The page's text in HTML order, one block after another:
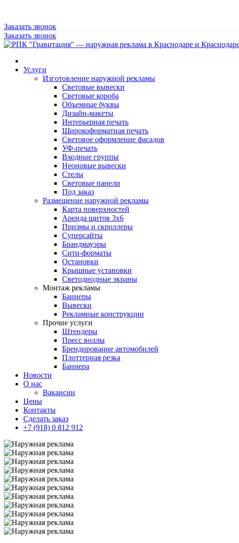
Заказать звонок
Заказать звонок
Услуги
Изготовление наружной рекламы
Световые вывески
Световые короба
Объемные буквы
Дизайн-макеты
Интерьерная печать
Широкоформатная печать
Световое оформление фасадов
УФ-печать
Входные группы
Неоновые вывески
Стелы
Световые панели
Под заказ
Размещение наружной рекламы
Карта поверхностей
Аренда щитов 3х6
Призмы и скроллеры
Суперсайты
Брандмауэры
Сити-форматы
Остановки
Крышные установки
Светодиодные экраны
Монтаж рекламы
Баннеры
Вывески
Рекламные конструкции
Прочие услуги
Штендеры
Пресс воллы
Брендирование автомобилей
Плоттерная резка
Баннера
Новости
О нас
Вакансии
Цены
Контакты
Сделать заказ
+7 (918) 0 812 912